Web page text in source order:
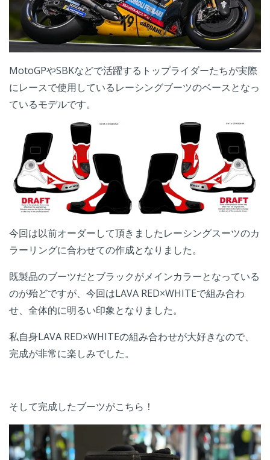
MotoGPやSBKなどで活躍するトップライダーたちが実際
にレースで使用しているレーシングブーツのベースとなっ
ているモデルです。
今回は以前オーダーして頂きましたレーシングスーツのカ
ラーリングに合わせての作成となりました。
既製品のブーツだとブラックがメインカラーとなっている
のが殆どですが、今回はLAVA RED×WHITEで組み合わ
せ、全体的に明るい印象となりました。
私自身LAVA RED×WHITEの組み合わせが大好きなので、
完成が非常に楽しみでした。
そして完成したブーツがこちら！